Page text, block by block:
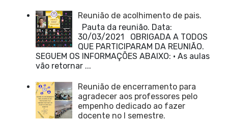
Reunião de acolhimento de pais.
Pauta da reunião. Data:
30/03/2021 OBRIGADA A TODOS
QUE PARTICIPARAM DA REUNIÃO.
SEGUEM OS INFORMAÇÕES ABAIXO: • As aulas
vão retornar ...
Reunião de encerramento para
agradecer aos professores pelo
empenho dedicado ao fazer
docente no I semestre.